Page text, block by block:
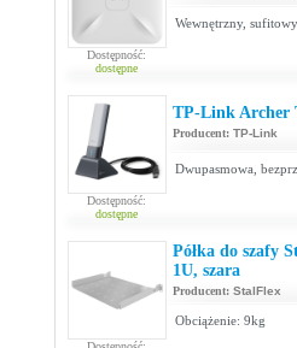
Dostępność:
dostępne
Wewnętrzny,
Dostępność:
dostępne
TP-Link Archer
Producent: TP-Link
Dwupasmowa,
Półka do szafy
1U, szara
Producent: StalFlex
Obciążenie: 9kg